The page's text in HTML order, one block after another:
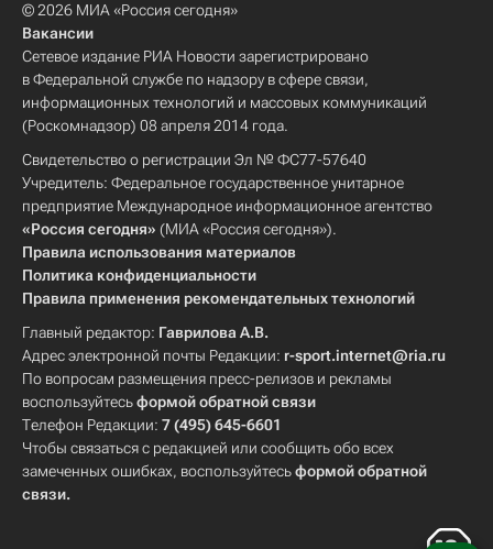
© 2026 МИА «Россия сегодня»
Вакансии
Сетевое издание РИА Новости зарегистрировано
в Федеральной службе по надзору в сфере связи,
информационных технологий и массовых коммуникаций
(Роскомнадзор) 08 апреля 2014 года.
Свидетельство о регистрации Эл № ФС77-57640
Учредитель: Федеральное государственное унитарное
предприятие Международное информационное агентство
«Россия сегодня» (МИА «Россия сегодня»).
Правила использования материалов
Политика конфиденциальности
Правила применения рекомендательных технологий
Главный редактор: Гаврилова А.В.
Адрес электронной почты Редакции: r-sport.internet@ria.ru
По вопросам размещения пресс-релизов и рекламы
воспользуйтесьформой обратной связи
Телефон Редакции: 7 (495) 645-6601
Чтобы связаться с редакцией или сообщить обо всех
замеченных ошибках, воспользуйтесьформой обратной
связи.